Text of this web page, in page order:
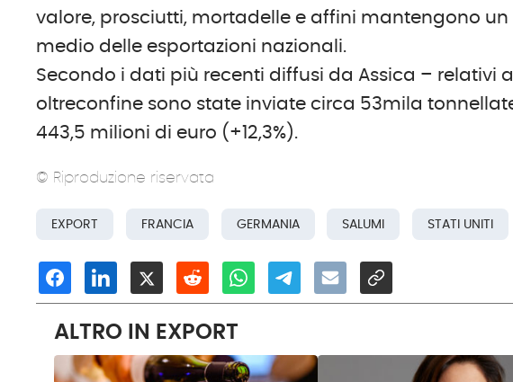
valore, prosciutti, mortadelle e affini mantengono
medio delle esportazioni nazionali.
Secondo i dati più recenti diffusi da Assica – relativi
oltreconfine sono state inviate circa 53mila
443,5 milioni di euro (+12,3%).
© Riproduzione riservata
EXPORT FRANCIA GERMANIA SALUMI STATI UNITI
ALTRO IN EXPORT